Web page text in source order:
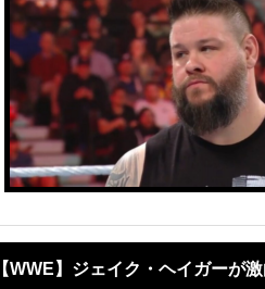
【WWE】ジェイク・ヘイガーが